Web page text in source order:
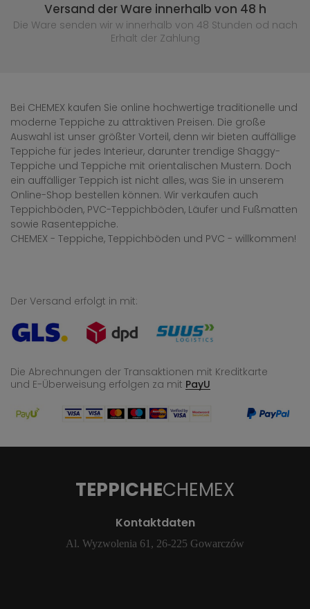
Versand der Ware innerhalb von 48 h
Die Ware senden wir w innerhalb von 48 Stunden od nach
Erhalt der Zahlung
Bei CHEMEX kaufen Sie online hochwertige traditionelle und
moderne Teppiche zu attraktiven Preisen. Die große
Auswahl ist unser größter Vorteil, denn wir bieten auffällige
Teppiche für jedes Interieur, darunter trendige Shaggy-
Teppiche und Teppiche mit orientalischen Mustern. Doch
ein auffälliger Teppich ist nicht alles, was Sie in unserem
Online-Shop bestellen können. Wir verkaufen auch
Teppichböden, PVC-Teppichböden, Läufer und Fußmatten
sowie Rasenteppiche.
CHEMEX - Teppiche, Teppichböden und PVC - willkommen!
Der Versand erfolgt in mit:
Die Abrechnungen der Transaktionen mit Kreditkarte
und E-Überweisung erfolgen za mit PayU
TEPPICHECHEMEX
Kontaktdaten
Al. Wyzwolenia 61, 26-225 Gowarczów